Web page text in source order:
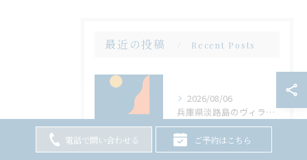
最近の投稿 Recent Posts
2026/08/06
兵庫県淡路島のヴィラでサウナと大人数バーベキューを両立する方法
電話で問い合わせる ご予約はこちら